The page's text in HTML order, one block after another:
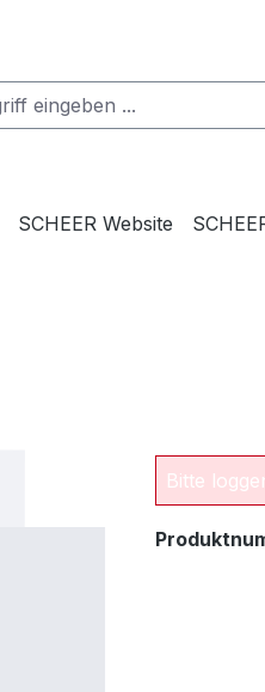
SCHEER Website
Bitte